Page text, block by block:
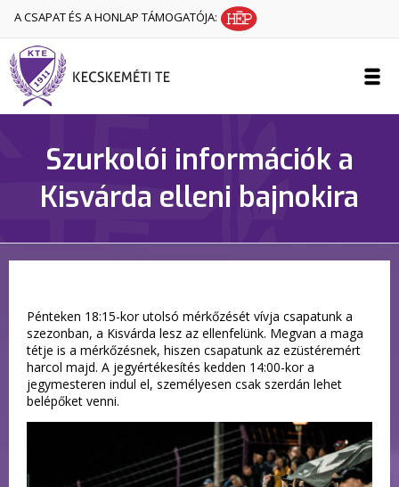
A CSAPAT ÉS A HONLAP TÁMOGATÓJA:
Szurkolói információk a
Kisvárda elleni bajnokira
Pénteken 18:15-kor utolsó mérkőzését vívja csapatunk a
szezonban, a Kisvárda lesz az ellenfelünk. Megvan a maga
tétje is a mérkőzésnek, hiszen csapatunk az ezüstéremért
harcol majd. A jegyértékesítés kedden 14:00-kor a
jegymesteren indul el, személyesen csak szerdán lehet
belépőket venni.